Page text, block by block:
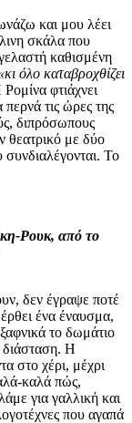
και μου λέει
σκάλα που
καθισμένη
όλο καταβροχθίζει
φτιάχνει
τις ώρες της
διπρόσωπους
θεατρικό με δύο
Το
Ρουκ, από το
δεν έγραψε ποτέ
ένα έναυσμα,
το δωμάτιο
διάσταση. Η
στο χέρι, μέχρι
καλά πώς,
για γαλλική και
που αγαπά